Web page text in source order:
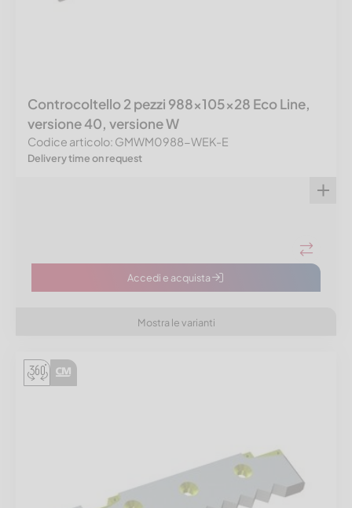
Controcoltello 2 pezzi 988x105x28 Eco Line,
versione 40, versione W
Codice articolo: GMWM0988-WEK-E
Delivery time on request
Accedi e acquista
Mostra le varianti